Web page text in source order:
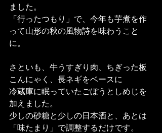
ました。
「行ったつもり」で、今年も芋煮を作
って山形の秋の風物詩を味わうこと
に。
さといも、牛うすぎり肉、ちぎった板
こんにゃく、長ネギをベースに
冷蔵庫に眠っていたごぼうとしめじを
加えました。
少しの砂糖と少しの日本酒と、あとは
「味たまり」で調整するだけです。